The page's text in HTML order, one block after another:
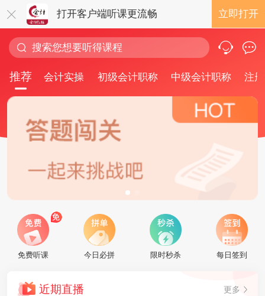
打开客户端听课更流畅 立即打开
推荐 会计实操 初级会计职称 中级会计职称 注
免费听课 今日必拼 限时秒杀 每日签到
近期直播 更多